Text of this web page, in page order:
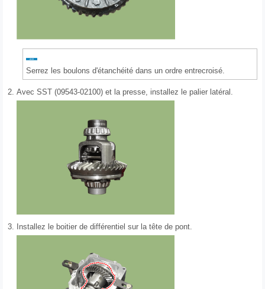
Serrez les boulons d'étanchéité dans un ordre entrecroisé.
2. Avec SST (09543-02100) et la presse, installez le palier latéral.
3. Installez le boitier de différentiel sur la tête de pont.